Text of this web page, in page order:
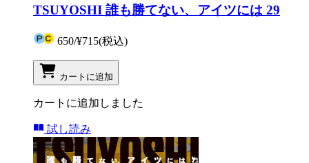
TSUYOSHI 誰も勝てない、アイツには 29
650/¥715(税込)
カートに追加
カートに追加しました
試し読み